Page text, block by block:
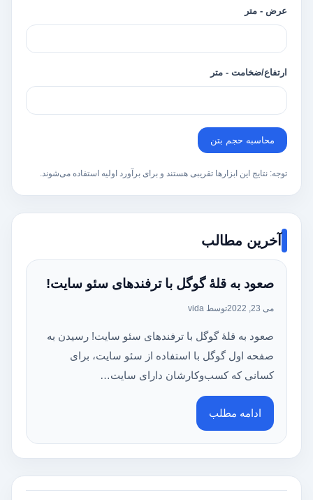
عرض - متر
ارتفاع/ضخامت - متر
محاسبه حجم بتن
توجه: نتایج این ابزارها تقریبی هستند و برای برآورد اولیه استفاده می‌شوند.
آخرین مطالب
صعود به قلهٔ گوگل با ترفندهای سئو سایت!
می 23, 2022 توسط vida
صعود به قلهٔ گوگل با ترفندهای سئو سایت! رسیدن به
صفحه اول گوگل با استفاده از سئو سایت، برای
کسانی که کسب‌وکارشان دارای سایت…
ادامه مطلب